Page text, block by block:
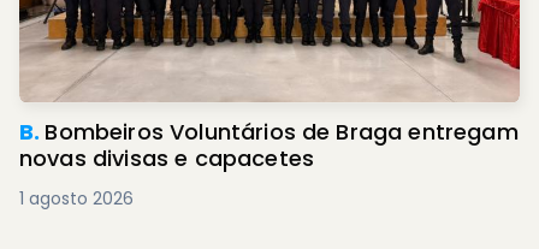
B. Bombeiros Voluntários de Braga entregam
novas divisas e capacetes
1 agosto 2026